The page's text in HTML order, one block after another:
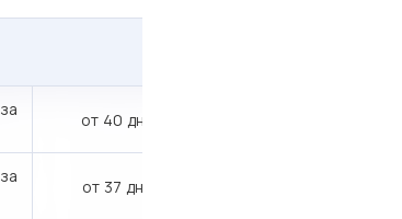
от 40 дн.
от 37 дн.